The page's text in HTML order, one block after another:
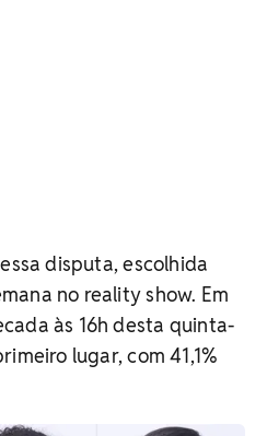
disputa, escolhida
no reality show. Em
às 16h desta quinta-
lugar, com 41,1%